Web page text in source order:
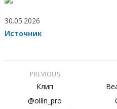
30.05.2026
Источник
PREVIOUS
Клип
@ollin_pro